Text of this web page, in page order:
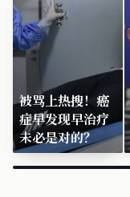
被骂上热搜！癌
症早发现早治疗
未必是对的？